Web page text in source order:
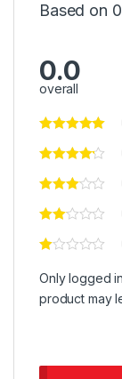
Based on
0.0
overall
Only logged
product may